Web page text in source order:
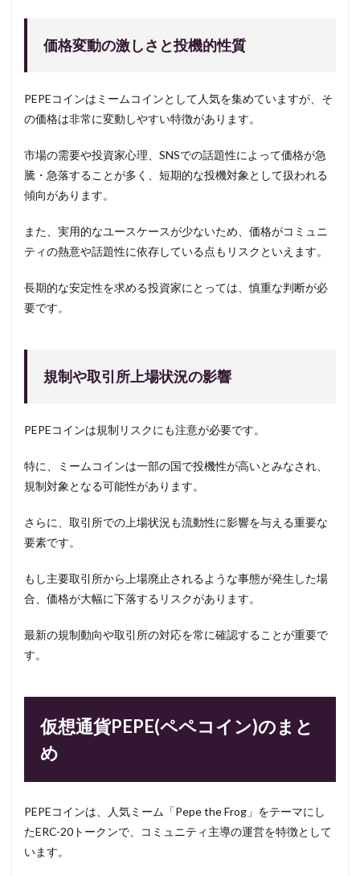
価格変動の激しさと投機的性質
PEPEコインはミームコインとして人気を集めていますが、そ
の価格は非常に変動しやすい特徴があります。
市場の需要や投資家心理、SNSでの話題性によって価格が急
騰・急落することが多く、短期的な投機対象として扱われる
傾向があります。
また、実用的なユースケースが少ないため、価格がコミュニ
ティの熱意や話題性に依存している点もリスクといえます。
長期的な安定性を求める投資家にとっては、慎重な判断が必
要です。
規制や取引所上場状況の影響
PEPEコインは規制リスクにも注意が必要です。
特に、ミームコインは一部の国で投機性が高いとみなされ、
規制対象となる可能性があります。
さらに、取引所での上場状況も流動性に影響を与える重要な
要素です。
もし主要取引所から上場廃止されるような事態が発生した場
合、価格が大幅に下落するリスクがあります。
最新の規制動向や取引所の対応を常に確認することが重要で
す。
仮想通貨PEPE(ペペコイン)のまと
め
PEPEコインは、人気ミーム「Pepe the Frog」をテーマにし
たERC-20トークンで、コミュニティ主導の運営を特徴として
います。